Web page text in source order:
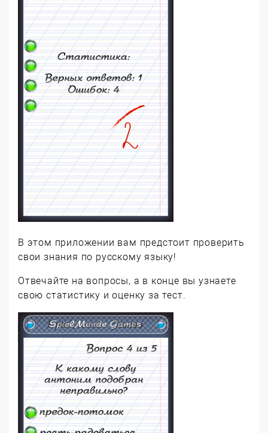
В этом приложении вам предстоит проверить
свои знания по русскому языку!
Отвечайте на вопросы, а в конце вы узнаете
свою статистику и оценку за тест.